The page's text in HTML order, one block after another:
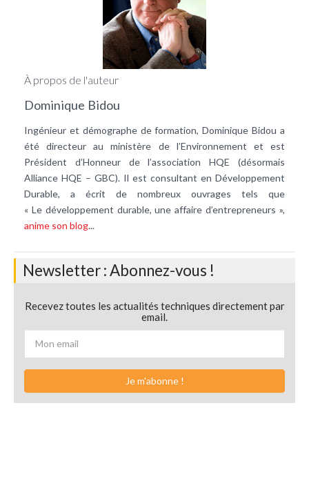
À propos de l'auteur
Dominique Bidou
Ingénieur et démographe de formation, Dominique Bidou a
été directeur au ministère de l’Environnement et est
Président d’Honneur de l’association HQE (désormais
Alliance HQE – GBC). Il est consultant en Développement
Durable, a écrit de nombreux ouvrages tels que
« Le développement durable, une affaire d’entrepreneurs »,
anime son blog...
Newsletter : Abonnez-vous !
Recevez toutes les actualités techniques directement par
email.
Je m'abonne !